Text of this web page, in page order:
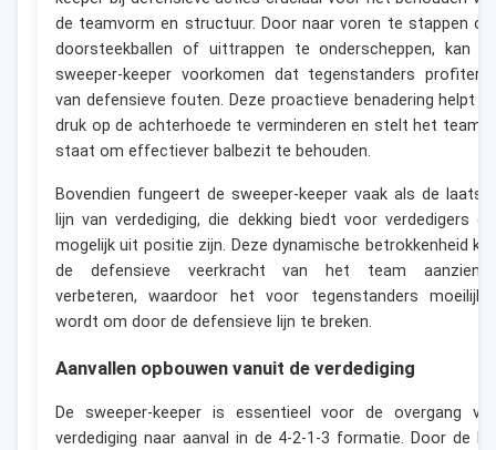
de teamvorm en structuur. Door naar voren te stappen
doorsteekballen of uittrappen te onderscheppen, kan
sweeper-keeper voorkomen dat tegenstanders
van defensieve fouten. Deze proactieve benadering helpt
druk op de achterhoede te verminderen en stelt het team
staat om effectiever balbezit te behouden.
Bovendien fungeert de sweeper-keeper vaak als de
lijn van verdediging, die dekking biedt voor verdedigers
mogelijk uit positie zijn. Deze dynamische betrokkenheid
de defensieve veerkracht van het team
verbeteren, waardoor het voor tegenstanders
wordt om door de defensieve lijn te breken.
Aanvallen opbouwen vanuit de verdediging
De sweeper-keeper is essentieel voor de overgang
verdediging naar aanval in de 4-2-1-3 formatie. Door de